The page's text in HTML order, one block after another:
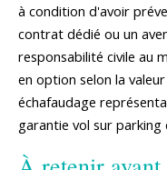
à condition d'avoir
contrat dédié ou un
responsabilité civile au
en option selon la
échafaudage
garantie vol sur